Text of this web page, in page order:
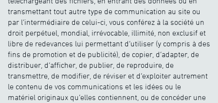
transmettant tout autre type de communication au site ou
par l’intermédiaire de celui-ci, vous conférez à la société un
droit perpétuel, mondial, irrévocable, illimité, non exclusif et
libre de redevances lui permettant d’utiliser (y compris à des
fins de promotion et de publicité), de copier, d’adapter, de
distribuer, d’afficher, de publier, de reproduire, de
transmettre, de modifier, de réviser et d’exploiter autrement
le contenu de vos communications et les idées ou le
matériel originaux qu’elles contiennent, ou de concéder une